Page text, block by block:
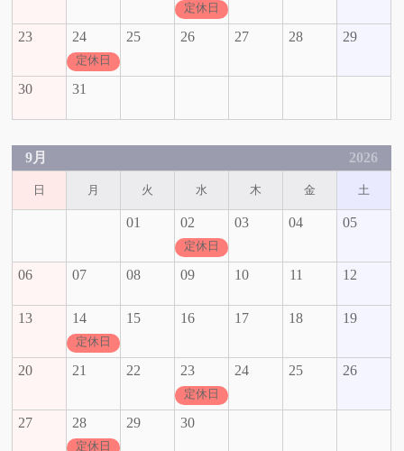
定休日
23 24
定休日
25 26 27 28 29
30 31
9月 2026
日 月 火 水 木 金 土
01 02
定休日
03 04 05
06 07 08 09 10 11 12
13 14
定休日
15 16 17 18 19
20 21 22 23
定休日
24 25 26
27 28
定休日
29 30